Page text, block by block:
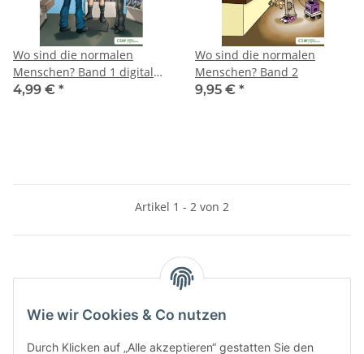
Wo sind die normalen
Menschen? Band 1 digital
(epub)
4,99 € *
Wo sind die normalen
Menschen? Band 2
9,95 € *
Artikel 1 - 2 von 2
Wie wir Cookies & Co nutzen
Durch Klicken auf „Alle akzeptieren“ gestatten Sie den